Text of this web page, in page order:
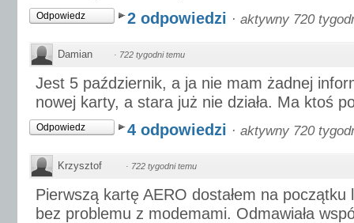
Odpowiedz 2 odpowiedzi · aktywny 720
Damian · 722 tygodni temu
Jest 5 październik, a ja nie mam żadnej
nowej karty, a stara już nie działa. Ma ktoś
Odpowiedz 4 odpowiedzi · aktywny 720
Krzysztof · 722 tygodni temu
Pierwszą kartę AERO dostałem na początku
bez problemu z modemami. Odmawiała